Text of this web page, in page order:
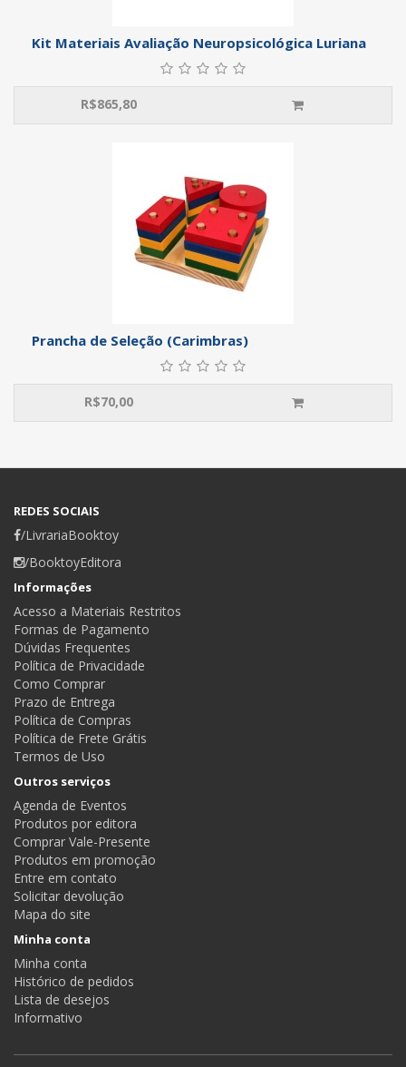
Kit Materiais Avaliação Neuropsicológica Luriana
R$865,80
Prancha de Seleção (Carimbras)
R$70,00
REDES SOCIAIS
/LivrariaBooktoy
/BooktoyEditora
Informações
Acesso a Materiais Restritos
Formas de Pagamento
Dúvidas Frequentes
Política de Privacidade
Como Comprar
Prazo de Entrega
Política de Compras
Política de Frete Grátis
Termos de Uso
Outros serviços
Agenda de Eventos
Produtos por editora
Comprar Vale-Presente
Produtos em promoção
Entre em contato
Solicitar devolução
Mapa do site
Minha conta
Minha conta
Histórico de pedidos
Lista de desejos
Informativo